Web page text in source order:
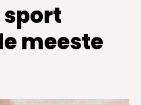
sport
meeste